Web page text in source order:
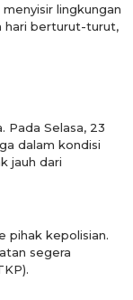
lingkungan
hari berturut-turut,
Pada Selasa, 23
dalam kondisi
jauh dari
pihak kepolisian.
segera